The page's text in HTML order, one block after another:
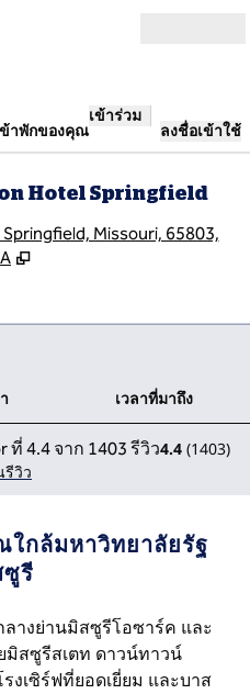
ข้าพักของคุณ
เข้าร่วม
ลงชื่อเข้าใช้
Hotel Springfield
Missouri, 65803,
เวลาที่มาถึง
4.4 (1403)
รีวิว
กล้มหาวิทยาลัยรัฐ
รี
ลางย่านมิสซูรีโอซาร์ค และ
สซูรีสเตท ดาวน์ทาวน์
เซิร์ฟที่ยอดเยี่ยม และบาส